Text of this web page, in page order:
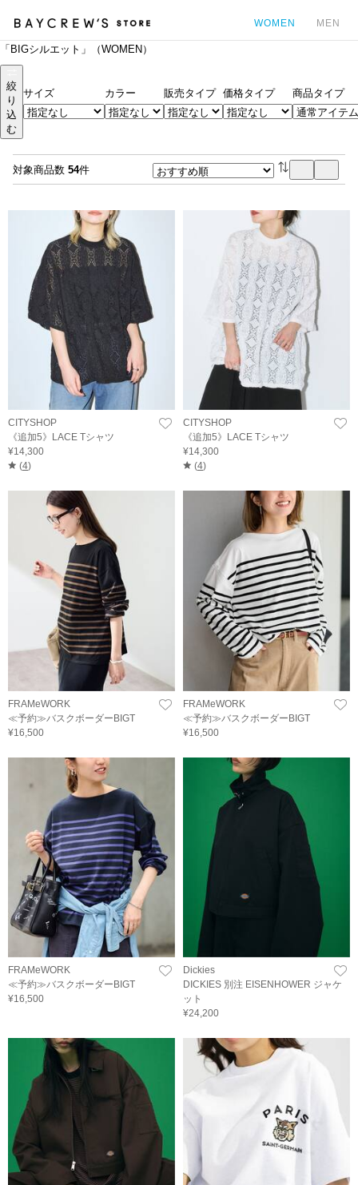
WOMEN MEN
「BIGシルエット」（WOMEN）
絞
り
込
む
サイズ カラー 販売タイプ 価格タイプ 商品タイプ
対象商品数 54件
CITYSHOP
《追加5》LACE Tシャツ
¥14,300
(4)
CITYSHOP
《追加5》LACE Tシャツ
¥14,300
(4)
FRAMeWORK
≪予約≫バスクボーダーBIGT
¥16,500
FRAMeWORK
≪予約≫バスクボーダーBIGT
¥16,500
FRAMeWORK
≪予約≫バスクボーダーBIGT
¥16,500
Dickies
DICKIES 別注 EISENHOWER ジャケ
ット
¥24,200